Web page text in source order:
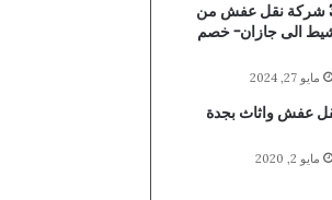
ارخص 34 شركة نقل عفش من
الى جازان- خصم
مايو 27, 2024
عفش واثاث بجدة
مايو 2, 2020